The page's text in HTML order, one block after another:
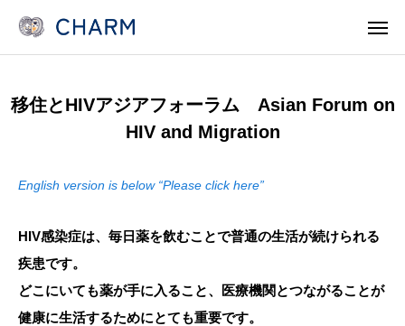
移住とHIVアジアフォーラム Asian Forum on
HIV and Migration
English version is below “Please click here”
HIV感染症は、毎日薬を飲むことで普通の生活が続けられる
疾患です。
どこにいても薬が手に入ること、医療機関とつながることが
健康に生活するためにとても重要です。
CHARMとは
各事業 Program